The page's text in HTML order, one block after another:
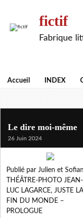
fictif
Fabrique
Accueil INDEX
1g2
Le dire moi-même
26 Juin 2024
Publié par Julien et
THÉÂTRE-PHOTO JEAN-
LUC LAGARCE, JUSTE LA
FIN DU MONDE –
PROLOGUE